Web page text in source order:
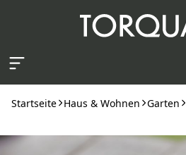
Startseite Haus & Wohnen Garten